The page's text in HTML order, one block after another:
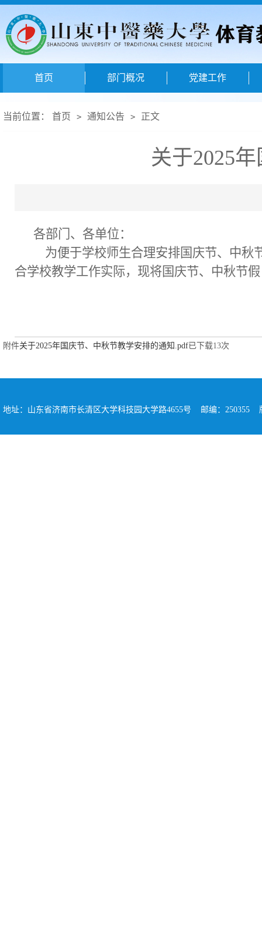
首页 部门概况 党建工作
当前位置： 首页 > 通知公告 > 正文
关于2025
各部门、各单位：
为便于学校师生合理安排国庆节、中秋
合学校教学工作实际，现将国庆节、中秋节
附件关于2025年国庆节、中秋节教学安排的通知.pdf已下载13次
地址：山东省济南市长清区大学科技园大学路4655号 邮编：250355